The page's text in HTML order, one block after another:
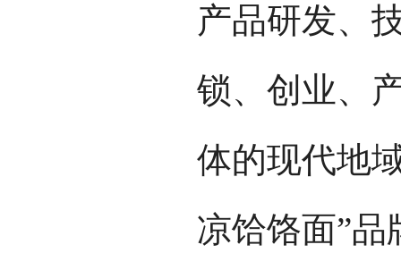
产品研发、
锁、创业、
体的现代地
凉饸饹面”